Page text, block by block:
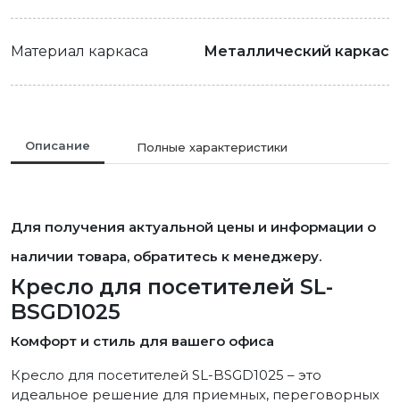
Материал каркаса Металлический каркас
Описание Полные характеристики
Для получения актуальной цены и информации о
наличии товара, обратитесь к менеджеру.
Кресло для посетителей SL-
BSGD1025
Комфорт и стиль для вашего офиса
Кресло для посетителей SL-BSGD1025 – это
идеальное решение для приемных, переговорных